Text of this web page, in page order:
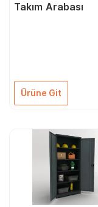
Takım Arabası
Ürüne Git